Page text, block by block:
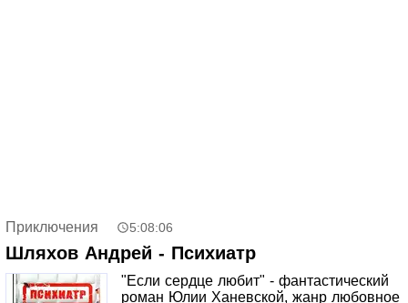
Приключения 5:08:06
Шляхов Андрей - Психиатр
"Если сердце любит" - фантастический
роман Юлии Ханевской, жанр любовное